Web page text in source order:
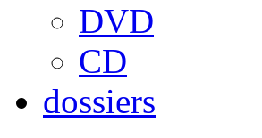
DVD
CD
dossiers